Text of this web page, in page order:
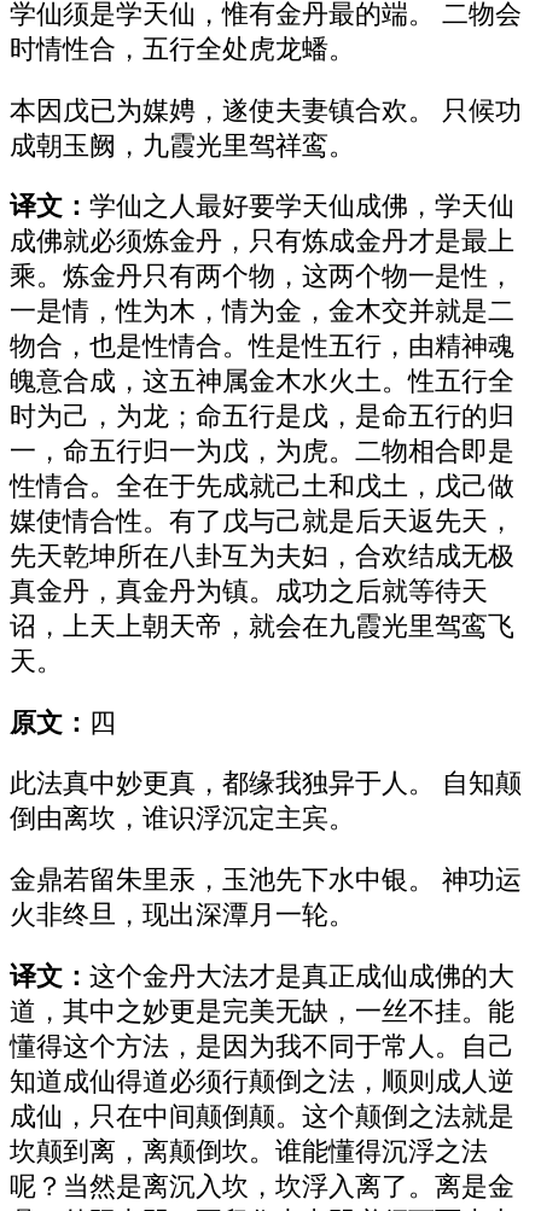
学仙须是学天仙，惟有金丹最的端。 二物会
时情性合，五行全处虎龙蟠。
本因戊已为媒娉，遂使夫妻镇合欢。 只候功
成朝玉阙，九霞光里驾祥鸾。
译文： 学仙之人最好要学天仙成佛，学天仙
成佛就必须炼金丹，只有炼成金丹才是最上
乘。炼金丹只有两个物，这两个物一是性，
一是情，性为木，情为金，金木交并就是二
物合，也是性情合。性是性五行，由精神魂
魄意合成，这五神属金木水火土。性五行全
时为己，为龙；命五行是戊，是命五行的归
一，命五行归一为戊，为虎。二物相合即是
性情合。全在于先成就己土和戊土，戊己做
媒使情合性。有了戊与己就是后天返先天，
先天乾坤所在八卦互为夫妇，合欢结成无极
真金丹，真金丹为镇。成功之后就等待天
诏，上天上朝天帝，就会在九霞光里驾鸾飞
天。
原文： 四
此法真中妙更真，都缘我独异于人。 自知颠
倒由离坎，谁识浮沉定主宾。
金鼎若留朱里汞，玉池先下水中银。 神功运
火非终旦，现出深潭月一轮。
译文： 这个金丹大法才是真正成仙成佛的大
道，其中之妙更是完美无缺，一丝不挂。能
懂得这个方法，是因为我不同于常人。自己
知道成仙得道必须行颠倒之法，顺则成人逆
成仙，只在中间颠倒颠。这个颠倒之法就是
坎颠到离，离颠倒坎。谁能懂得沉浮之法
呢？当然是离沉入坎，坎浮入离了。离是金